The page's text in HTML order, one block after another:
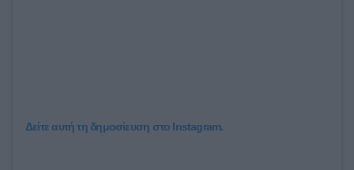
Δείτε αυτή τη δημοσίευση στο Instagram.